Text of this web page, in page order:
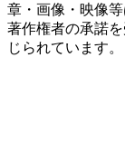
章・画像・映像等
著作権者の承諾
じられています。